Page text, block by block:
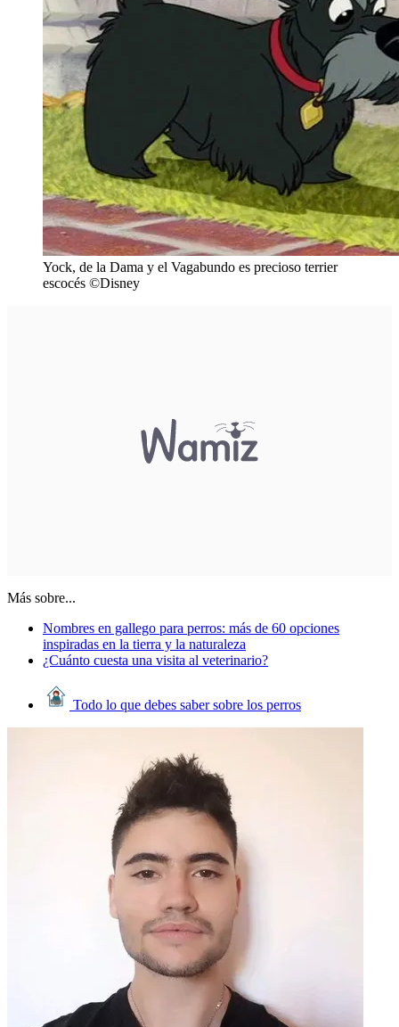
Yock, de la Dama y el Vagabundo es precioso terrier
escocés ©Disney
Más sobre...
Nombres en gallego para perros: más de 60 opciones
inspiradas en la tierra y la naturaleza
¿Cuánto cuesta una visita al veterinario?
Todo lo que debes saber sobre los perros